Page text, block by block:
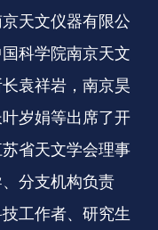
天文仪器有限公
科学院南京天文
袁祥岩，南京昊
岁娟等出席了开
省天文学会理事
分支机构负责
工作者、研究生